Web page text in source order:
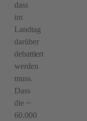
dass
im
Landtag
darüber
debattiert
werden
muss.
Dass
die ~
60.000